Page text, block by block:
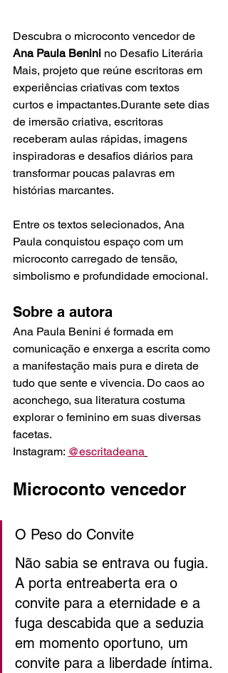
Descubra o microconto vencedor de
Ana Paula Benini no Desafio Literária
Mais, projeto que reúne escritoras em
experiências criativas com textos
curtos e impactantes.Durante sete dias
de imersão criativa, escritoras
receberam aulas rápidas, imagens
inspiradoras e desafios diários para
transformar poucas palavras em
histórias marcantes.
Entre os textos selecionados, Ana
Paula conquistou espaço com um
microconto carregado de tensão,
simbolismo e profundidade emocional.
Sobre a autora
Ana Paula Benini é formada em
comunicação e enxerga a escrita como
a manifestação mais pura e direta de
tudo que sente e vivencia. Do caos ao
aconchego, sua literatura costuma
explorar o feminino em suas diversas
facetas.
Instagram: @escritadeana
Microconto vencedor
O Peso do Convite
Não sabia se entrava ou fugia.
A porta entreaberta era o
convite para a eternidade e a
fuga descabida que a seduzia
em momento oportuno, um
convite para a liberdade íntima.